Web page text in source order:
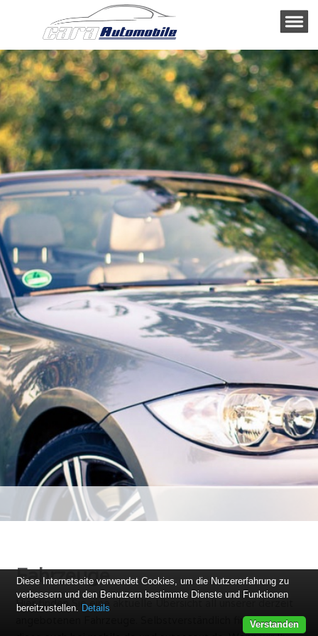
Fahrzeuge
Hier finden Sie eine aktuelle Übersicht all unserer derzeit
angebotenen Fahrzeuge. Selbstverständlich finden Sie
Diese Internetseite verwendet Cookies, um die Nutzererfahrung zu
verbessern und den Benutzern bestimmte Dienste und Funktionen
bereitzustellen. Details
Verstanden